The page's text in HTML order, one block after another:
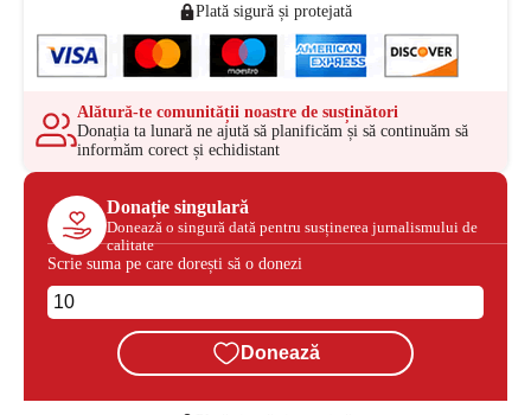
Plată sigură și protejată
Alătură-te comunității noastre de susținători
Donația ta lunară ne ajută să planificăm și să continuăm să
informăm corect și echidistant
Donație singulară
Donează o singură dată pentru susținerea jurnalismului de
calitate
Scrie suma pe care dorești să o donezi
Donează